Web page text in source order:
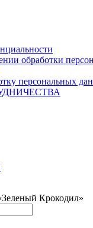
обработки
персональных
Крокодил»